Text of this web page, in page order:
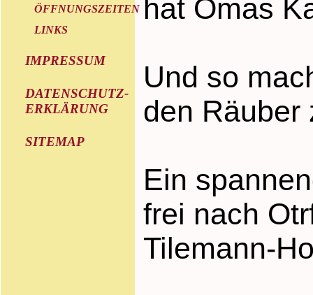
ÖFFNUNGSZEITEN
LINKS
IMPRESSUM
DATENSCHUTZ-
ERKLÄRUNG
SITEMAP
hat Omas
Und so
den Räuber
Ein
frei nach
Tilemann-